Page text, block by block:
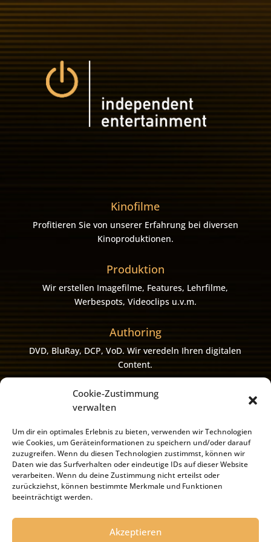
Cookie-Zustimmung
verwalten
Um dir ein optimales Erlebnis zu bieten, verwenden wir Technologien
wie Cookies, um Geräteinformationen zu speichern und/oder darauf
zuzugreifen. Wenn du diesen Technologien zustimmst, können wir
Daten wie das Surfverhalten oder eindeutige IDs auf dieser Website
verarbeiten. Wenn du deine Zustimmung nicht erteilst oder
zurückziehst, können bestimmte Merkmale und Funktionen
beeinträchtigt werden.
Akzeptieren
Kinofilme
Profitieren Sie von unserer Erfahrung bei diversen
Kinoproduktionen.
Produktion
Wir erstellen Imagefilme, Features, Lehrfilme,
Werbespots, Videoclips u.v.m.
Authoring
DVD, BluRay, DCP, VoD. Wir veredeln Ihren digitalen
Content.